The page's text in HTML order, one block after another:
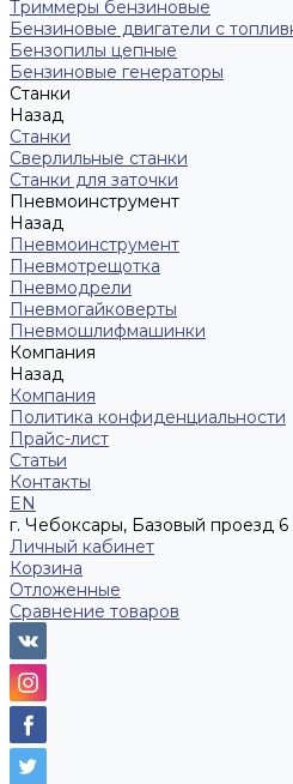
Триммеры бензиновые
Бензиновые двигатели с
Бензопилы цепные
Бензиновые генераторы
Станки
Назад
Станки
Сверлильные станки
Станки для заточки
Пневмоинструмент
Назад
Пневмоинструмент
Пневмотрещотка
Пневмодрели
Пневмогайковерты
Пневмошлифмашинки
Компания
Назад
Компания
Политика конфиденциальности
Прайс-лист
Статьи
Контакты
EN
г. Чебоксары, Базовый проезд 6
Личный кабинет
Корзина
Отложенные
Сравнение товаров